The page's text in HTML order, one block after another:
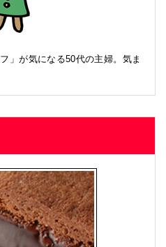
」が気になる50代の主婦。気ま